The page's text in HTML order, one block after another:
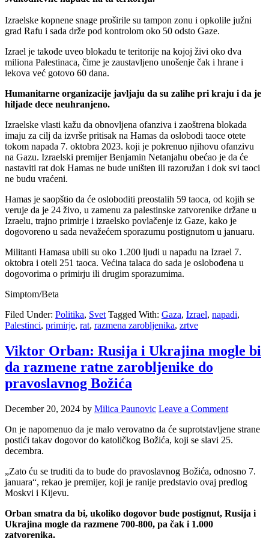
Izraelske kopnene snage proširile su tampon zonu i opkolile južni
grad Rafu i sada drže pod kontrolom oko 50 odsto Gaze.
Izrael je takođe uveo blokadu te teritorije na kojoj živi oko dva
miliona Palestinaca, čime je zaustavljeno unošenje čak i hrane i
lekova već gotovo 60 dana.
Humanitarne organizacije javljaju da su zalihe pri kraju i da je
hiljade dece neuhranjeno.
Izraelske vlasti kažu da obnovljena ofanziva i zaoštrena blokada
imaju za cilj da izvrše pritisak na Hamas da oslobodi taoce otete
tokom napada 7. oktobra 2023. koji je pokrenuo njihovu ofanzivu
na Gazu. Izraelski premijer Benjamin Netanjahu obećao je da će
nastaviti rat dok Hamas ne bude uništen ili razoružan i dok svi taoci
ne budu vraćeni.
Hamas je saopštio da će osloboditi preostalih 59 taoca, od kojih se
veruje da je 24 živo, u zamenu za palestinske zatvorenike držane u
Izraelu, trajno primirje i izraelsko povlačenje iz Gaze, kako je
dogovoreno u sada nevažećem sporazumu postignutom u januaru.
Militanti Hamasa ubili su oko 1.200 ljudi u napadu na Izrael 7.
oktobra i oteli 251 taoca. Većina talaca do sada je oslobođena u
dogovorima o primirju ili drugim sporazumima.
Simptom/Beta
Filed Under: Politika, Svet Tagged With: Gaza, Izrael, napadi,
Palestinci, primirje, rat, razmena zarobljenika, zrtve
Viktor Orban: Rusija i Ukrajina mogle bi
da razmene ratne zarobljenike do
pravoslavnog Božića
December 20, 2024 by Milica Paunovic Leave a Comment
On je napomenuo da je malo verovatno da će suprotstavljene strane
postići takav dogovor do katoličkog Božića, koji se slavi 25.
decembra.
„Zato ću se truditi da to bude do pravoslavnog Božića, odnosno 7.
januara“, rekao je premijer, koji je ranije predstavio ovaj predlog
Moskvi i Kijevu.
Orban smatra da bi, ukoliko dogovor bude postignut, Rusija i
Ukrajina mogle da razmene 700-800, pa čak i 1.000
zatvorenika.